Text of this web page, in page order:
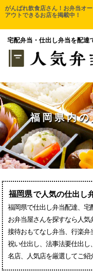
ン
テ
キ
ッ
プ
がんばれ飲食店さん！お弁当オ
アウトできるお店を掲載中！
宅配弁当・仕出し弁当を配達
HOME
エリアから探す
口コミ投稿
取材申請
新店舗登録
お気に入り一覧福岡県内
福岡県で人気の仕出し
福岡県で仕出し弁当配達、
お弁当屋さんを探すなら人気
接待おもてなし弁当、行楽
祝い仕出し、法事法要仕出
名店、人気店を厳選してご紹